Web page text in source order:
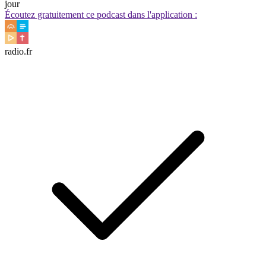
jour
Écoutez gratuitement ce podcast dans l'application :
radio.fr